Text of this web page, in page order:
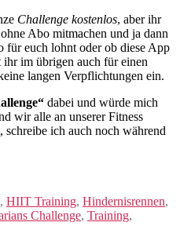
Challenge kostenlos, aber ihr
Abo mitmachen und ja dann
für euch lohnt oder ob diese App
im übrigen auch für einen
langen Verpflichtungen ein.
dabei und würde mich
wir alle an unserer Fitness
schreibe ich auch noch während
, HIIT Training, Hindernisrennen,
Challenge, Training,